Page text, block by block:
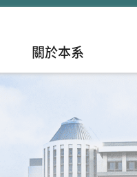
關於本系